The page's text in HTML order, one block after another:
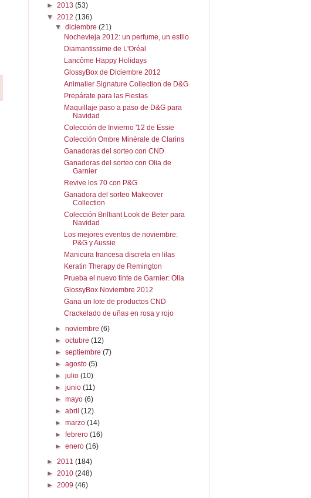
► 2013 (53)
▼ 2012 (136)
▼diciembre(21)
Nochevieja 2012: un perfume, un estilo
Diamantissime de L'Oréal
Lancôme Happy Holidays
GlossyBox de Diciembre 2012
Animalier Signature Collection de D&G
Prepárate para las Fiestas
Maquillaje paso a paso de D&G para
Navidad
Colección de Invierno '12 de Essie
Colección Ombre Minérale de Clarins
Ganadoras del sorteo con CND
Ganadoras del sorteo con Olia de
Garnier
Revive los 70 con P&G
Ganadora del sorteo Makeover
Collection
Colección Brilliant Look de Beter para
Navidad
Los mejores eventos de noviembre:
P&G y Aussie
Manicura francesa discreta en lilas
Keratin Therapy de Remington
Prueba el nuevo tinte de Garnier: Olia
GlossyBox Noviembre 2012
Gana un lote de productos CND
Crackelado de uñas en rosa y rojo
►noviembre(6)
►octubre(12)
►septiembre(7)
►agosto(5)
►julio(10)
►junio(11)
►mayo(6)
►abril(12)
►marzo(14)
►febrero(16)
►enero(16)
► 2011 (184)
► 2010 (248)
► 2009 (46)